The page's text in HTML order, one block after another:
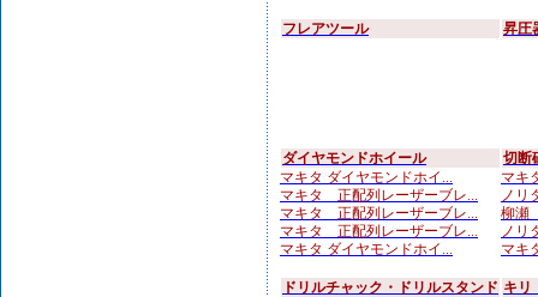
フレアツール 昇圧
ダイヤモンドホイール
マキタ ダイヤモンドホイ...
マキタ 正配列レーザーブレ...
マキタ 正配列レーザーブレ...
マキタ 正配列レーザーブレ...
マキタ ダイヤモンドホイ...
切断
マキ
ノリ
柳瀬
ノリ
マキ
ドリルチャック・ドリルスタンド キリ